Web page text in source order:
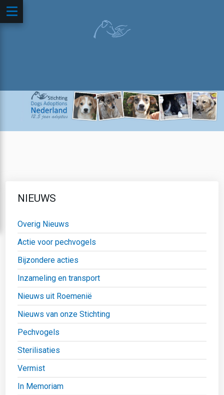
NIEUWS
Overig Nieuws
Actie voor pechvogels
Bijzondere acties
Inzameling en transport
Nieuws uit Roemenië
Nieuws van onze Stichting
Pechvogels
Sterilisaties
Vermist
In Memoriam